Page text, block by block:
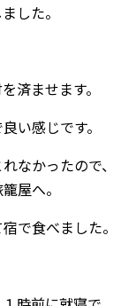
した。
済ませます。
い感じです。
なかったので、
屋へ。
で食べました。